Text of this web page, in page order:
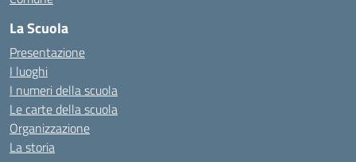
La Scuola
Presentazione
I luoghi
I numeri della scuola
Le carte della scuola
Organizzazione
La storia